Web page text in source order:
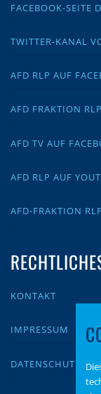
FACEBOOK-SEITE
TWITTER-KANAL
AFD RLP AUF
AFD FRAKTION
AFD TV AUF
AFD RLP AUF
AFD-FRAKTION
KONTAKT
IMPRESSUM
DATENSCHUTZ